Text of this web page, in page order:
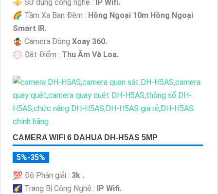
⚜️ Sử dụng công nghệ :
IP Wifi.
🌈 Tầm Xa Ban Đêm : Hồng Ngoại 10m Hồng Ngoại
Smart IR.
🤹 Camera Dòng Xoay 360.
️💮 Đặt Điểm : Thu Âm Và Loa.
CAMERA WIFI 6 DAHUA DH-H5AS 5MP
5%-35%
💯 Độ Phân giải : 3k .
🌠 Trang Bị Công Nghệ :
IP Wifi.